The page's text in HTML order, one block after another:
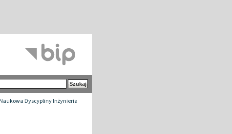
Dyscypliny Inżynieria